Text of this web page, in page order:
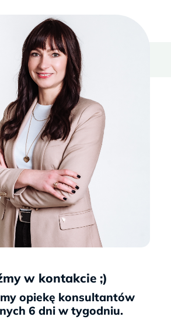
w kontakcie ;)